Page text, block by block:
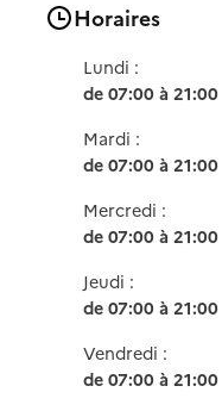
Horaires
Lundi :
de 07:00 à 21:00
Mardi :
de 07:00 à 21:00
Mercredi :
de 07:00 à 21:00
Jeudi :
de 07:00 à 21:00
Vendredi :
de 07:00 à 21:00